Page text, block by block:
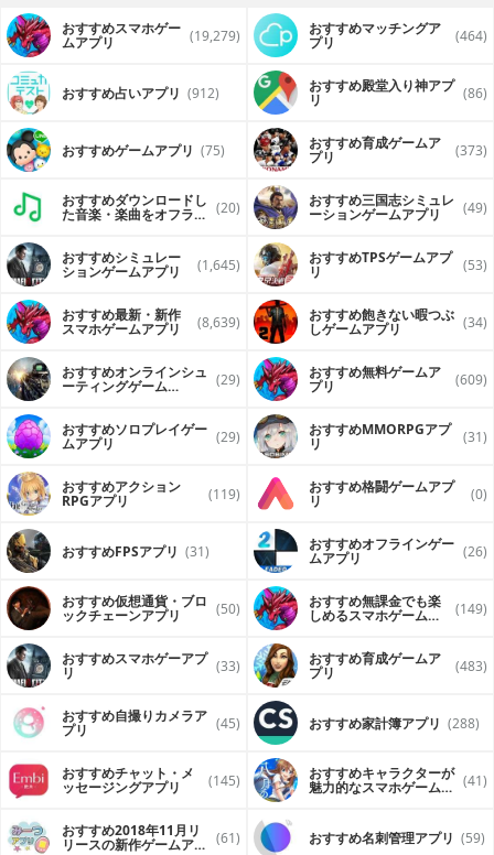
おすすめスマホゲー
ムアプリ (19,279) おすすめマッチングア
プリ (464)
おすすめ占いアプリ (912) おすすめ殿堂入り神アプ
リ (86)
おすすめゲームアプリ (75) おすすめ育成ゲームア
プリ (373)
おすすめダウンロードし
た音楽・楽曲をオフライ (20) おすすめ三国志シミュレ
ーションゲームアプリ (49)
おすすめシミュレー
ションゲームアプリ (1,645) おすすめTPSゲームアプ
リ (53)
おすすめ最新・新作
スマホゲームアプリ (8,639) おすすめ飽きない暇つぶ
しゲームアプリ (34)
おすすめオンラインシュ
ーティングゲーム (29) おすすめ無料ゲームア
プリ (609)
おすすめソロプレイゲー
ムアプリ (29) おすすめ MMORPGアプ
リ (31)
おすすめアクション
RPGアプリ (119) おすすめ格闘ゲームアプ
リ (0)
おすすめFPSアプリ (31) おすすめオフラインゲー
ムアプリ (26)
おすすめ仮想通貨・ブロ
ックチェーンアプリ (50) おすすめ無課金でも楽
しめるスマホゲームア (149)
おすすめスマホゲーアプ
リ (33) おすすめ育成ゲームア
プリ (483)
おすすめ自撮りカメラア
プリ (45) おすすめ家計簿アプリ (288)
おすすめチャット・メ
ッセージングアプリ (145) おすすめキャラクターが
魅力的なスマホゲームア (41)
おすすめ2018年11月リ
リースの新作ゲームアプ (61) おすすめ名刺管理アプリ (59)